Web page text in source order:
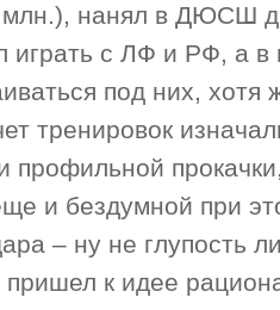
млн.), нанял в ДЮСШ
играть с ЛФ и РФ, а в
под них, хотя
тренировок
профильной
и бездумной при
– ну не глупость
пришел к идее